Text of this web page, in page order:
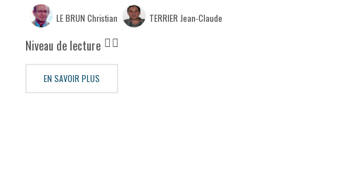
LE BRUN Christian TERRIER Jean-Claude
Niveau de lecture
EN SAVOIR PLUS